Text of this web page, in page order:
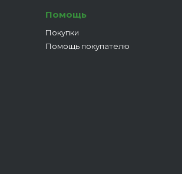
Помощь
Покупки
Помощь покупателю